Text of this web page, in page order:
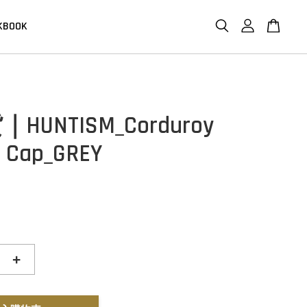
HUNTISM_Corduroy
+